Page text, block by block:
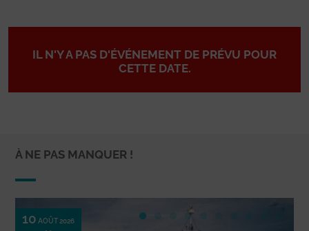
IL N'Y A PAS D'ÉVÉNEMENT DE PRÉVU POUR
CETTE DATE.
À NE PAS MANQUER !
10 AOÛT 2026